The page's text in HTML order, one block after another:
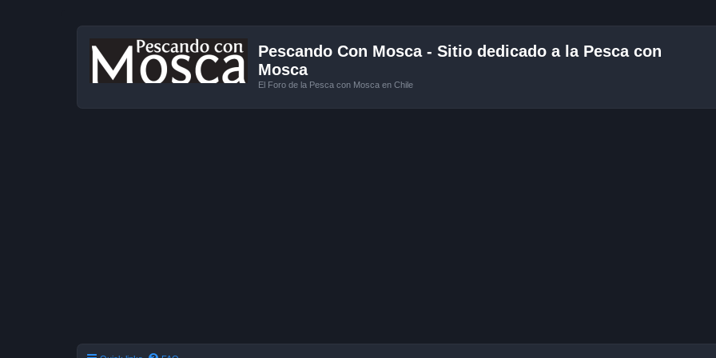
Pescando Con Mosca - Sitio dedicado a la Pesca con
Mosca
El Foro de la Pesca con Mosca en Chile